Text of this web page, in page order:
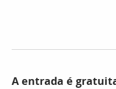
A entrada é